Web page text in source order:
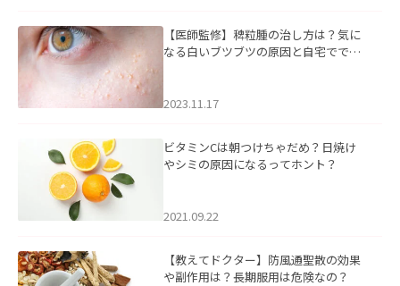
【医師監修】稗粒腫の治し方は？気に
なる白いブツブツの原因と自宅ででき
2023.11.17
ビタミンCは朝つけちゃだめ？日焼け
やシミの原因になるってホント？
2021.09.22
【教えてドクター】防風通聖散の効果
や副作用は？長期服用は危険なの？